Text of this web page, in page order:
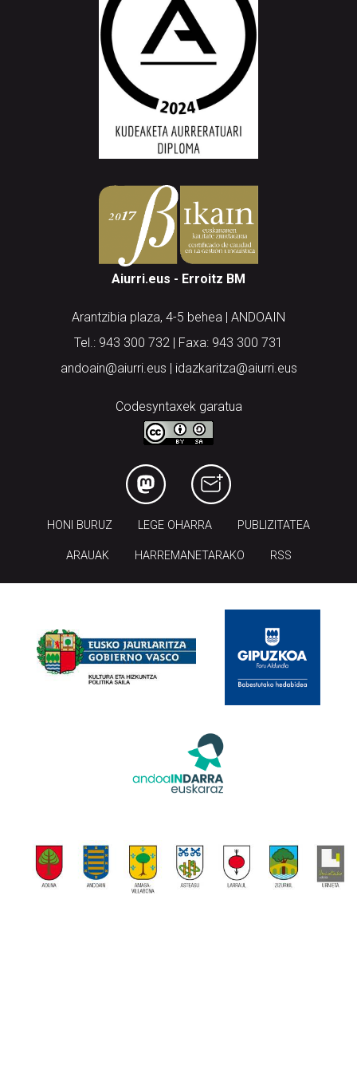
Aiurri.eus - Erroitz BM
Arantzibia plaza, 4-5 behea | ANDOAIN
Tel.: 943 300 732 | Faxa: 943 300 731
andoain@aiurri.eus | idazkaritza@aiurri.eus
Codesyntaxek garatua
HONI BURUZ LEGE OHARRA PUBLIZITATEA
ARAUAK HARREMANETARAKO RSS